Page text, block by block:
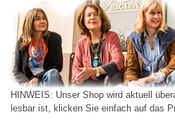
HINWEIS: Unser Shop wird aktuell
lesbar ist, klicken Sie einfach auf das